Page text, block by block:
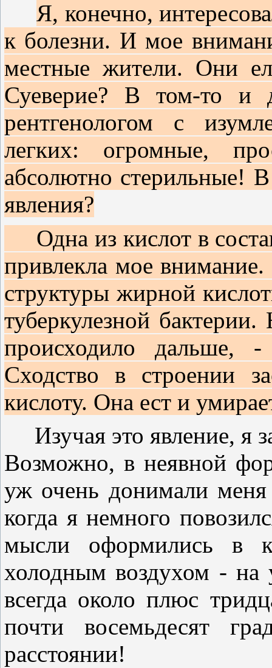
Я, конечно,
к болезни. И мое
местные жители. Они
Суеверие? В том-то
рентгенологом с
легких: огромные,
абсолютно стерильные!
явления?
Одна из кислот в
привлекла мое
структуры жирной
туберкулезной
происходило дальше, -
Сходство в строении
кислоту. Она ест и
Изучая это явление, я
Возможно, в неявной
уж очень донимали
когда я немного
мысли оформились в
холодным воздухом - на
всегда около плюс
почти восемьдесят
расстоянии!